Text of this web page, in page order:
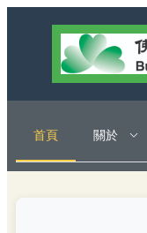
首頁 關於